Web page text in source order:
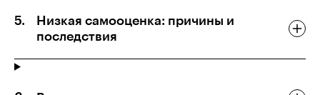
Низкая самооценка: причины и
последствия